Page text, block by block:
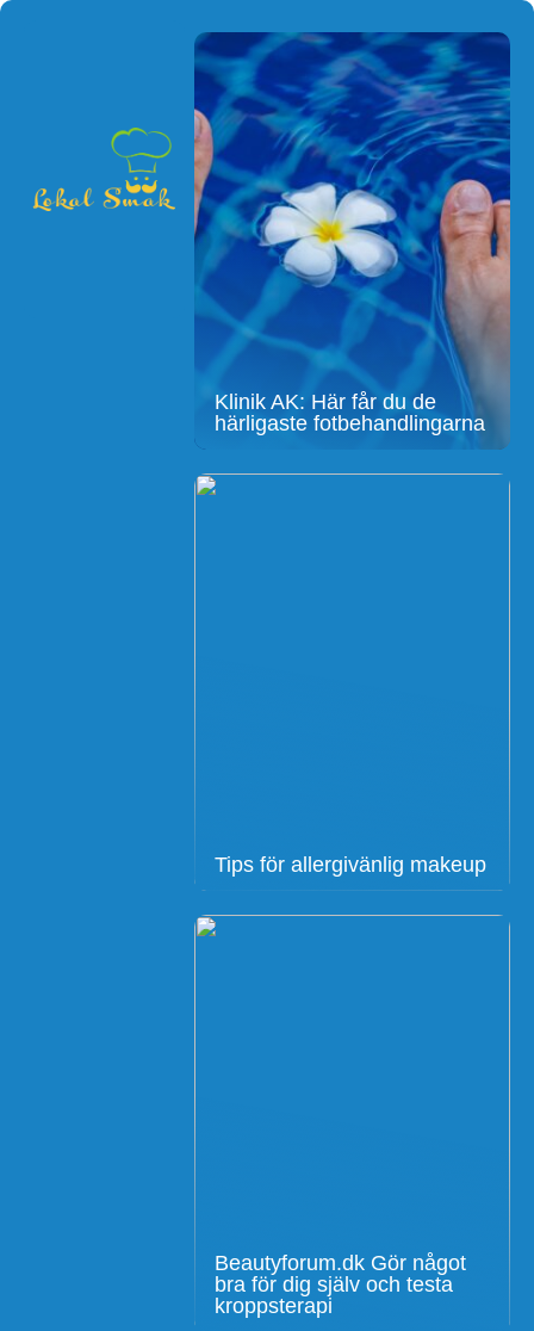
Klinik AK: Här får du de
härligaste fotbehandlingarna
Tips för allergivänlig makeup
Beautyforum.dk Gör något
bra för dig själv och testa
kroppsterapi